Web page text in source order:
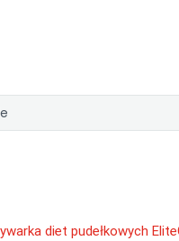
diet pudełkowych